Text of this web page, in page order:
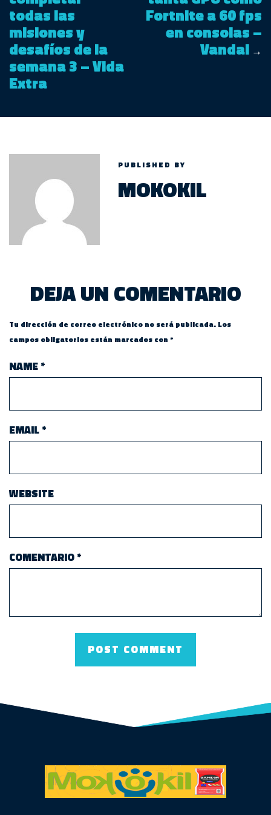
todas las
misiones y
desafíos de la
semana 3 – Vida
Extra
Fortnite a 60 fps
en consolas –
Vandal →
PUBLISHED BY
MOKOKIL
DEJA UN COMENTARIO
Tu dirección de correo electrónico no será publicada. Los
campos obligatorios están marcados con *
NAME*
EMAIL*
WEBSITE
COMENTARIO*